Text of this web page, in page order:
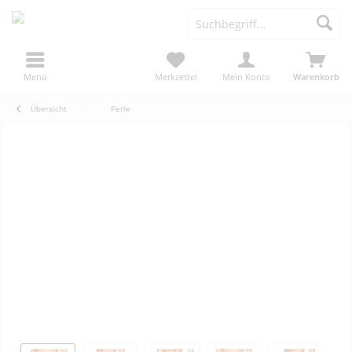
Menü Warenkorb
Merkzettel Mein Konto
Übersicht Perle